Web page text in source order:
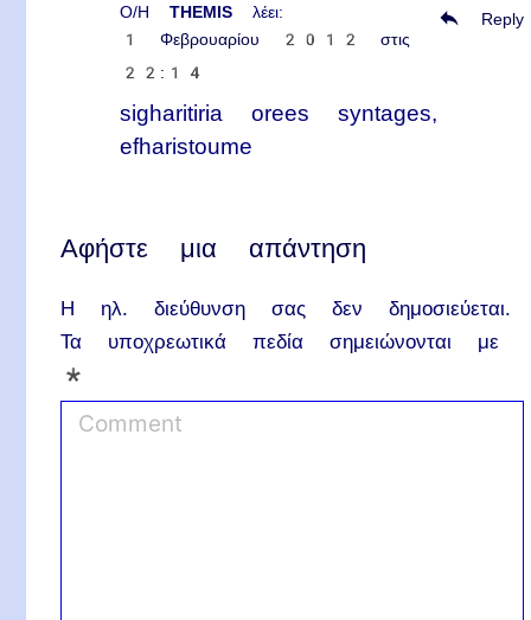
Ο/Η THEMIS
λέει:
1 Φεβρουαρίου 2012 στις
22:14
sigharitiria orees syntages,
efharistoume
Reply
Αφήστε μια απάντηση
Η ηλ. διεύθυνση σας δεν δημοσιεύεται.
Τα υποχρεωτικά πεδία σημειώνονται με
*